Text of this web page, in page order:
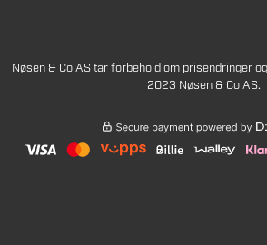
Nøsen & Co AS tar forbehold om prisendringer
2023 Nøsen & Co AS.